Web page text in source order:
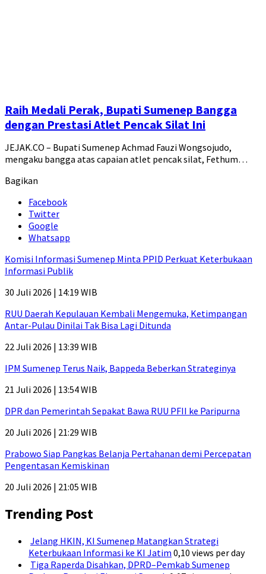
Raih Medali Perak, Bupati Sumenep Bangga
dengan Prestasi Atlet Pencak Silat Ini
JEJAK.CO – Bupati Sumenep Achmad Fauzi Wongsojudo,
mengaku bangga atas capaian atlet pencak silat, Fethum…
Bagikan
Facebook
Twitter
Google
Whatsapp
Komisi Informasi Sumenep Minta PPID Perkuat Keterbukaan
Informasi Publik
30 Juli 2026 | 14:19 WIB
RUU Daerah Kepulauan Kembali Mengemuka, Ketimpangan
Antar-Pulau Dinilai Tak Bisa Lagi Ditunda
22 Juli 2026 | 13:39 WIB
IPM Sumenep Terus Naik, Bappeda Beberkan Strateginya
21 Juli 2026 | 13:54 WIB
DPR dan Pemerintah Sepakat Bawa RUU PFII ke Paripurna
20 Juli 2026 | 21:29 WIB
Prabowo Siap Pangkas Belanja Pertahanan demi Percepatan
Pengentasan Kemiskinan
20 Juli 2026 | 21:05 WIB
Trending Post
Jelang HKIN, KI Sumenep Matangkan Strategi
Keterbukaan Informasi ke KI Jatim 0,10 views per day
Tiga Raperda Disahkan, DPRD–Pemkab Sumenep